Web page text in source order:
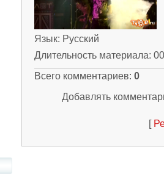
Язык: Русский
Длительность материала:
Всего комментариев: 0
Добавлять
[